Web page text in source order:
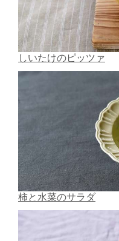
しいたけのピッツァ
柿と水菜のサラダ